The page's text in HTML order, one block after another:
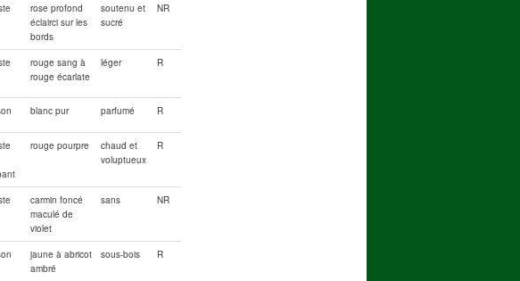
rose profond
éclairci sur les
bords
soutenu et
sucré
NR
rouge sang à
rouge écarlate
léger R
blanc pur parfumé R
rouge pourpre
chaud et
voluptueux
R
carmin foncé
maculé de
violet
sans NR
jaune à abricot
ambré
sous-bois R